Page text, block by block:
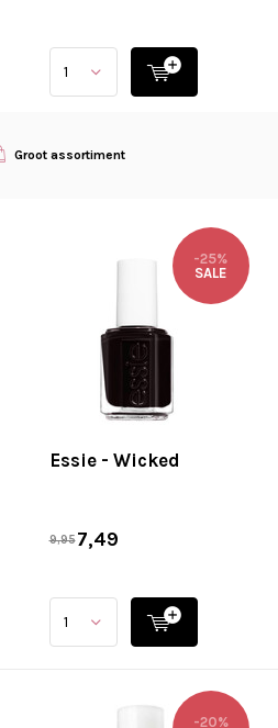
Groot assortiment
Essie - Wicked
-25%
SALE
9,957,49
-20%